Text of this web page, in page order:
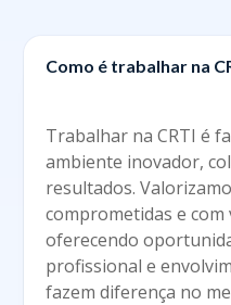
Como é trabalhar na
Trabalhar na CRTI é
ambiente inovador,
resultados.
comprometidas e
oferecendo
profissional e
fazem diferença no